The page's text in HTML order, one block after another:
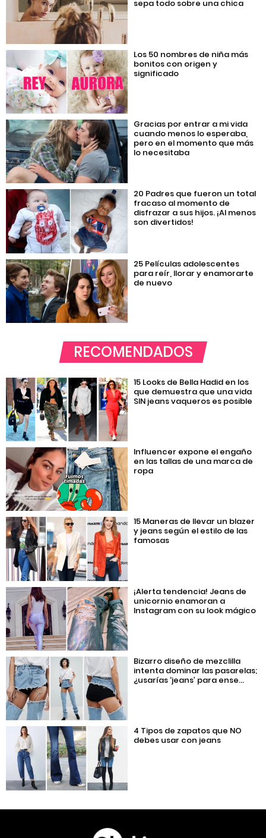
sepa todo sobre una chica
Los 50 nombres de niña más
bonitos con origen y
significado
Gracias por entrar a mi vida
cuando menos lo esperaba,
pero en el momento que más
lo necesitaba
20 Padres que fueron un total
fracaso al momento de
disfrazar a sus hijos. ¡Al menos
son divertidos!
25 Películas adolescentes
para reír, llorar y enamorarte
de nuevo
RECOMENDADOS
15 Looks de Bella Hadid en los
que demuestra que una vida
SIN jeans vaqueros es posible
Influencer expone el engaño
en las tallas de una marca de
ropa
15 Maneras de llevar un blazer
y jeans según el estilo de las
famosas
¡Alerta tendencia! Jeans de
unicornio enamoran a
Instagram con su look mágico
Bizarro diseño de mezclilla
intenta dominar las pasarelas;
¿usarías ‘jeans’ para ense...
4 Tipos de zapatos que NO
debes usar con jeans